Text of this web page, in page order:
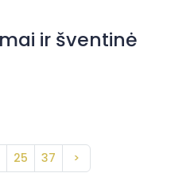
ir šventinė
25 37 >